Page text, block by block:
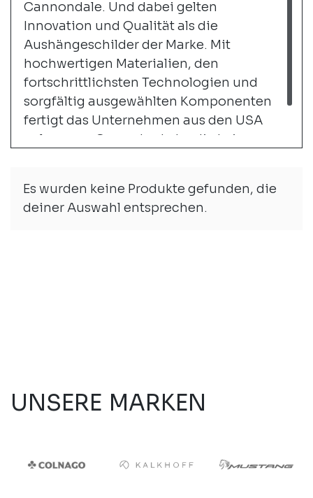
Cannondale. Und dabei gelten
Innovation und Qualität als die
Aushängeschilder der Marke. Mit
hochwertigen Materialien, den
fortschrittlichsten Technologien und
sorgfältig ausgewählten Komponenten
fertigt das Unternehmen aus den USA
gelungene Gesamtpakete, die keine
Es wurden keine Produkte gefunden, die
deiner Auswahl entsprechen.
UNSERE MARKEN